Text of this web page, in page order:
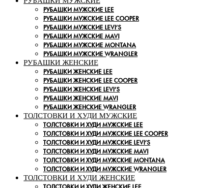
РУБАШКИ МУЖСКИЕ LEE
РУБАШКИ МУЖСКИЕ LEE COOPER
РУБАШКИ МУЖСКИЕ LEVI’S
РУБАШКИ МУЖСКИЕ MAVI
РУБАШКИ МУЖСКИЕ MONTANA
РУБАШКИ МУЖСКИЕ WRANGLER
РУБАШКИ ЖЕНСКИЕ
РУБАШКИ ЖЕНСКИЕ LEE
РУБАШКИ ЖЕНСКИЕ LEE COOPER
РУБАШКИ ЖЕНСКИЕ LEVI’S
РУБАШКИ ЖЕНСКИЕ MAVI
РУБАШКИ ЖЕНСКИЕ WRANGLER
ТОЛСТОВКИ И ХУДИ МУЖСКИЕ
ТОЛСТОВКИ И ХУДИ МУЖСКИЕ LEE
ТОЛСТОВКИ И ХУДИ МУЖСКИЕ LEE COOPER
ТОЛСТОВКИ И ХУДИ МУЖСКИЕ LEVI’S
ТОЛСТОВКИ И ХУДИ МУЖСКИЕ MAVI
ТОЛСТОВКИ И ХУДИ МУЖСКИЕ MONTANA
ТОЛСТОВКИ И ХУДИ МУЖСКИЕ WRANGLER
ТОЛСТОВКИ И ХУДИ ЖЕНСКИЕ